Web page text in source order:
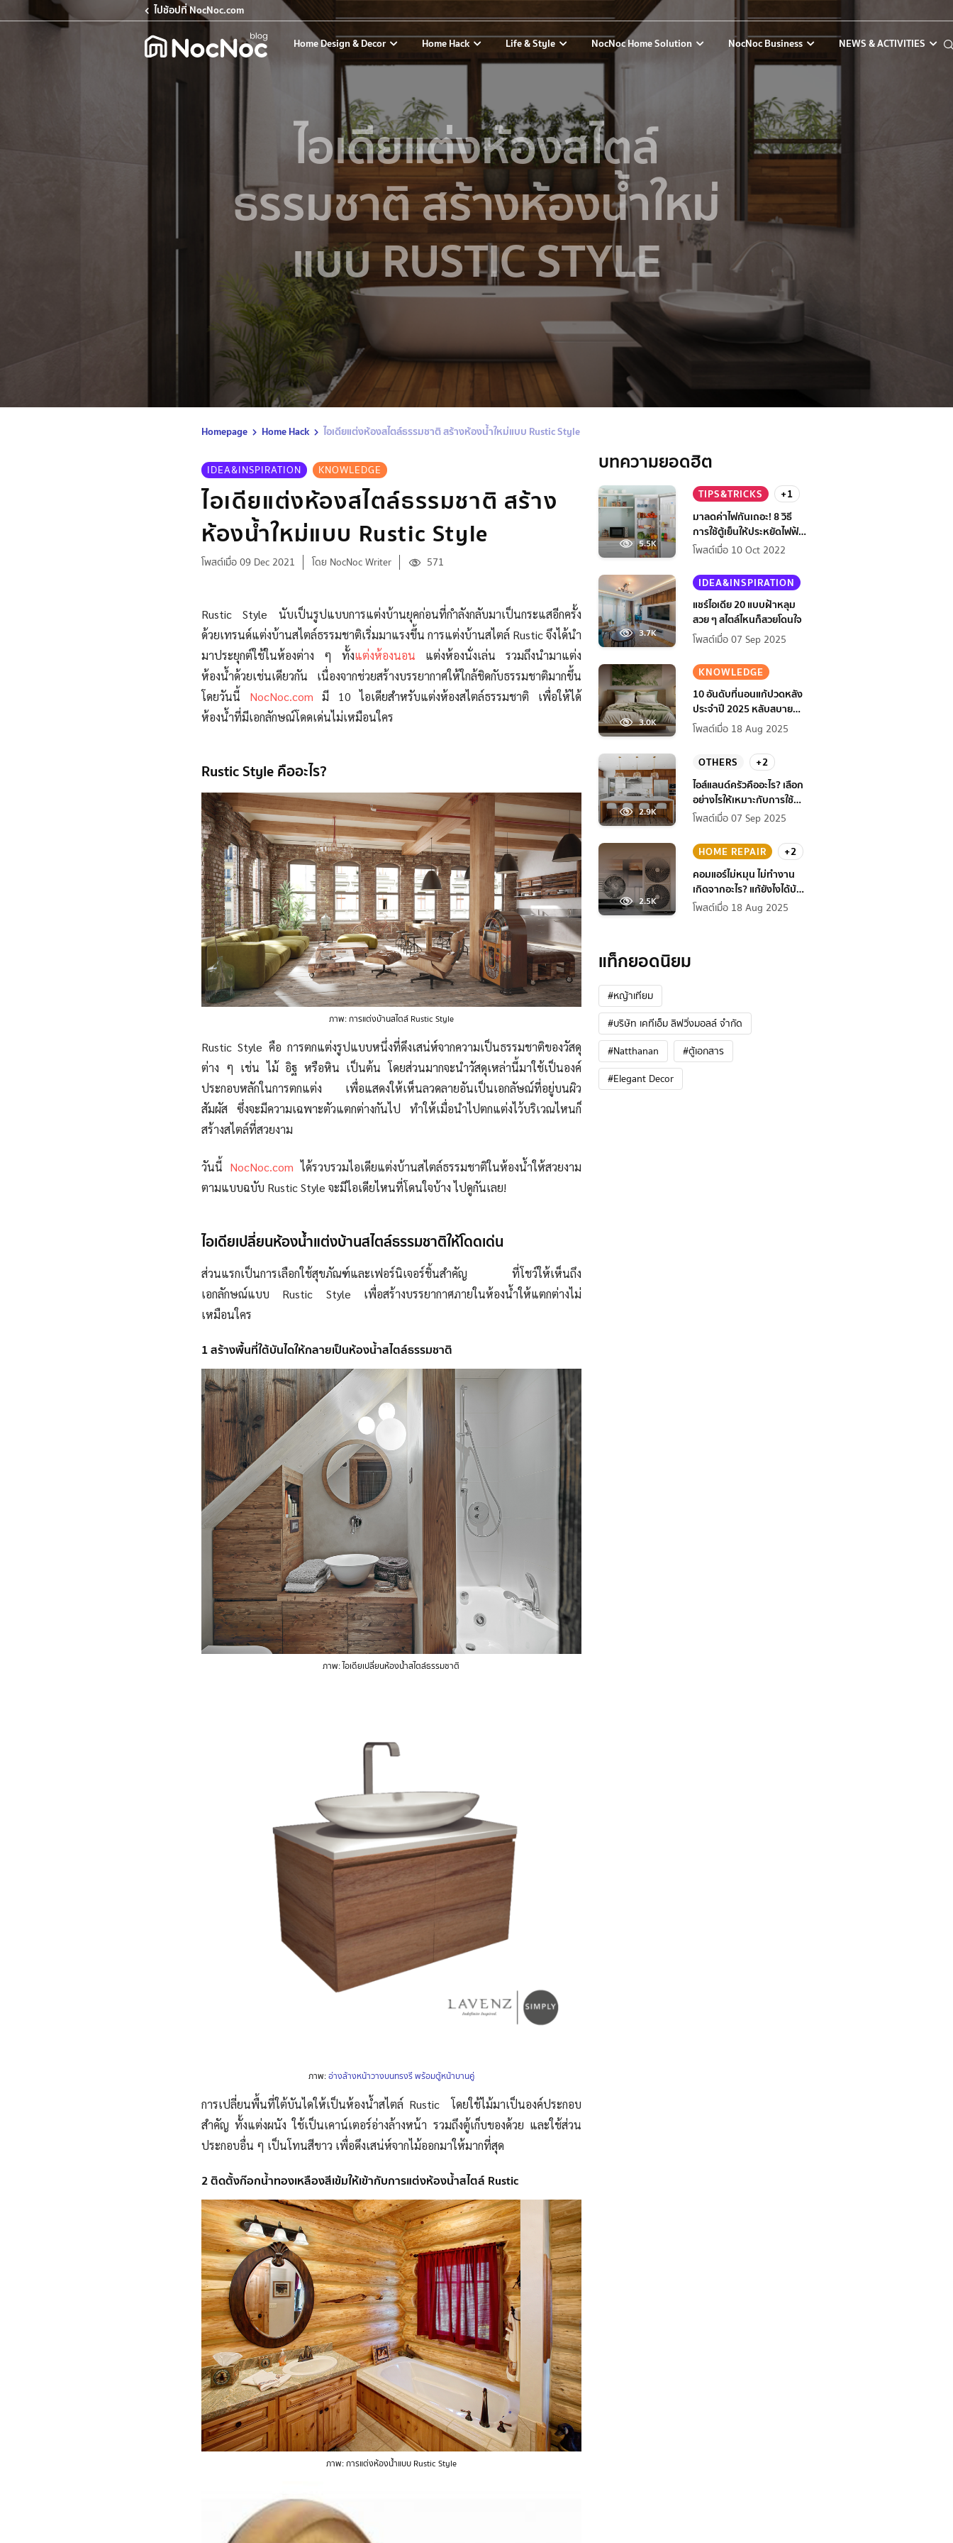
ไปช้อปที่ NocNoc.com
Home Design & Decor Home Hack Life & Style NocNoc Home Solution NocNoc Business NEWS & ACTIVITIES
ไอเดียแต่งห้องสไตล์
ธรรมชาติ สร้างห้องน้ำใหม่
แบบ RUSTIC STYLE
Homepage Home Hack ไอเดียแต่งห้องสไตล์ธรรมชาติ สร้างห้องน้ำใหม่แบบ Rustic Style
IDEA&INSPIRATION KNOWLEDGE
ไอเดียแต่งห้องสไตล์ธรรมชาติ สร้าง
ห้องน้ำใหม่แบบ Rustic Style
โพสต์เมื่อ 09 Dec 2021 โดย NocNoc Writer 571
Rustic Style นับเป็นรูปแบบการแต่งบ้านยุคก่อนที่กำลังกลับมาเป็นกระแสอีกครั้ง
ด้วยเทรนด์แต่งบ้านสไตล์ธรรมชาติเริ่มมาแรงขึ้น การแต่งบ้านสไตล์ Rustic จึงได้นำ
มาประยุกต์ใช้ในห้องต่าง ๆ ทั้งแต่งห้องนอน แต่งห้องนั่งเล่น รวมถึงนำมาแต่ง
ห้องน้ำด้วยเช่นเดียวกัน เนื่องจากช่วยสร้างบรรยากาศให้ใกล้ชิดกับธรรมชาติมากขึ้น
โดยวันนี้ NocNoc.com มี 10 ไอเดียสำหรับแต่งห้องสไตล์ธรรมชาติ เพื่อให้ได้
ห้องน้ำที่มีเอกลักษณ์โดดเด่นไม่เหมือนใคร
Rustic Style คืออะไร?
ภาพ: การแต่งบ้านสไตล์ Rustic Style
Rustic Style คือ การตกแต่งรูปแบบหนึ่งที่ดึงเสน่ห์จากความเป็นธรรมชาติของวัสดุ
ต่าง ๆ เช่น ไม้ อิฐ หรือหิน เป็นต้น โดยส่วนมากจะนำวัสดุเหล่านี้มาใช้เป็นองค์
ประกอบหลักในการตกแต่ง เพื่อแสดงให้เห็นลวดลายอันเป็นเอกลัษณ์ที่อยู่บนผิว
สัมผัส ซึ่งจะมีความเฉพาะตัวแตกต่างกันไป ทำให้เมื่อนำไปตกแต่งไว้บริเวณไหนก็
สร้างสไตล์ที่สวยงาม
วันนี้ NocNoc.com ได้รวบรวมไอเดียแต่งบ้านสไตล์ธรรมชาติในห้องน้ำให้สวยงาม
ตามแบบฉบับ Rustic Style จะมีไอเดียไหนที่โดนใจบ้าง ไปดูกันเลย!
ไอเดียเปลี่ยนห้องน้ำแต่งบ้านสไตล์ธรรมชาติให้โดดเด่น
ส่วนแรกเป็นการเลือกใช้สุขภัณฑ์และเฟอร์นิเจอร์ชิ้นสำคัญ ที่โชว์ให้เห็นถึง
เอกลักษณ์แบบ Rustic Style เพื่อสร้างบรรยากาศภายในห้องน้ำให้แตกต่างไม่
เหมือนใคร
1 สร้างพื้นที่ใต้บันไดให้กลายเป็นห้องน้ำสไตล์ธรรมชาติ
ภาพ: ไอเดียเปลี่ยนห้องน้ำสไตล์ธรรมชาติ
ภาพ:อ่างล้างหน้าวางบนทรงรี พร้อมตู้หน้าบานคู่
การเปลี่ยนพื้นที่ใต้บันไดให้เป็นห้องน้ำสไตล์ Rustic โดยใช้ไม้มาเป็นองค์ประกอบ
สำคัญ ทั้งแต่งผนัง ใช้เป็นเคาน์เตอร์อ่างล้างหน้า รวมถึงตู้เก็บของด้วย และใช้ส่วน
ประกอบอื่น ๆ เป็นโทนสีขาว เพื่อดึงเสน่ห์จากไม้ออกมาให้มากที่สุด
2 ติดตั้งก๊อกน้ำทองเหลืองสีเข้มให้เข้ากับการแต่งห้องน้ำสไตล์ Rustic
ภาพ: การแต่งห้องน้ำแบบ Rustic Style
บทความยอดฮิต
5.5K
TIPS&TRICKS
+1
มาลดค่าไฟกันเถอะ! 8 วิธี
การใช้ตู้เย็นให้ประหยัดไฟฟ้า
กว่าเดิม
โพสต์เมื่อ 10 Oct 2022
3.7K
IDEA&INSPIRATION
แชร์ไอเดีย 20 แบบฝ้าหลุม
สวย ๆ สไตล์ไหนก็สวยโดนใจ
โพสต์เมื่อ 07 Sep 2025
3.0K
KNOWLEDGE
10 อันดับที่นอนแก้ปวดหลัง
ประจำปี 2025 หลับสบาย
สุขภาพดียิ่งกว่าเดิม
โพสต์เมื่อ 18 Aug 2025
2.9K
OTHERS
+2
ไอส์แลนด์ครัวคืออะไร? เลือก
อย่างไรให้เหมาะกับการใช้
งานที่บ้าน
โพสต์เมื่อ 07 Sep 2025
2.5K
HOME REPAIR
+2
คอมแอร์ไม่หมุน ไม่ทํางาน
เกิดจากอะไร? แก้ยังไงได้บ้าง
ก่อนแอร์พัง!
โพสต์เมื่อ 18 Aug 2025
แท็กยอดนิยม
#หญ้าเทียม
#บริษัท เคทีเอ็ม ลิฟวิ่งมอลล์ จำกัด
#Natthanan
#ตู้เอกสาร
#Elegant Decor